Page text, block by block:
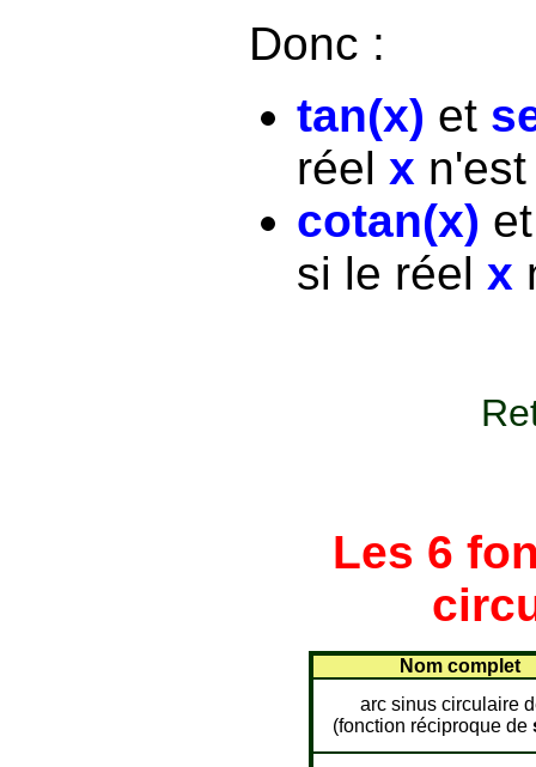
Donc :
tan(x) et
réel x
cotan(x)
si le réel x
Les 6
Nom complet
arc sinus circulaire
(fonction réciproque de